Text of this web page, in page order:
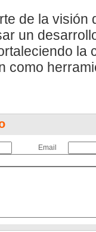
de la visión
un
la
como
Email